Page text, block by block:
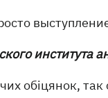
института
обіцянок, так